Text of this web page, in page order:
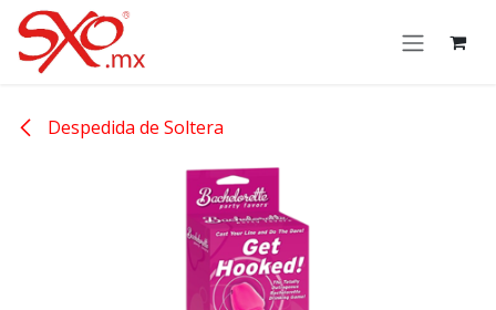
Skip to Content
Despedida de Soltera